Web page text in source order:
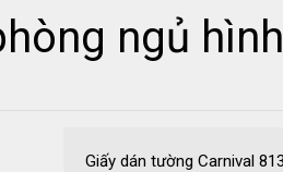
ngủ
Giấy dán tường Carnival